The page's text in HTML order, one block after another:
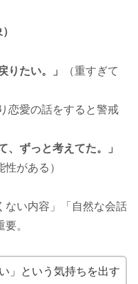
りたい。」
（重すぎて
恋愛の話をすると警戒
、ずっと考えてた。」
がある）
ない内容」「自然な会話
。
」という気持ちを出す